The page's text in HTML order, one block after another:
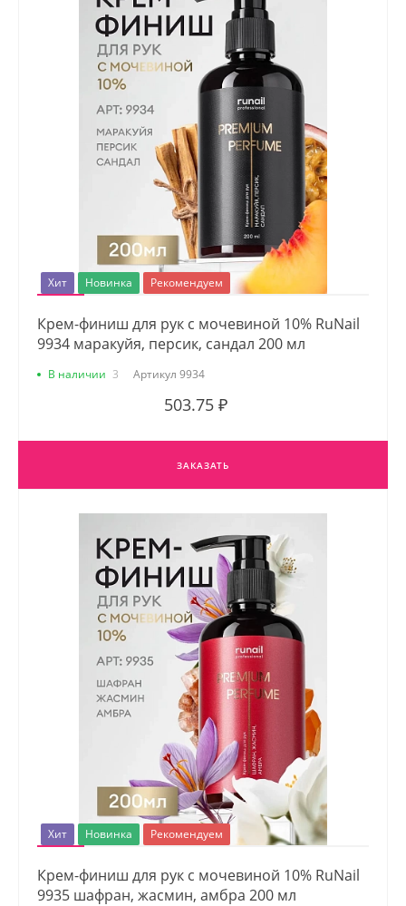
Хит Новинка Рекомендуем
Крем-финиш для рук с мочевиной 10% RuNail
9934 маракуйя, персик, сандал 200 мл
В наличии 3 Артикул 9934
503.75 ₽
ЗАКАЗАТЬ
Хит Новинка Рекомендуем
Крем-финиш для рук с мочевиной 10% RuNail
9935 шафран, жасмин, амбра 200 мл